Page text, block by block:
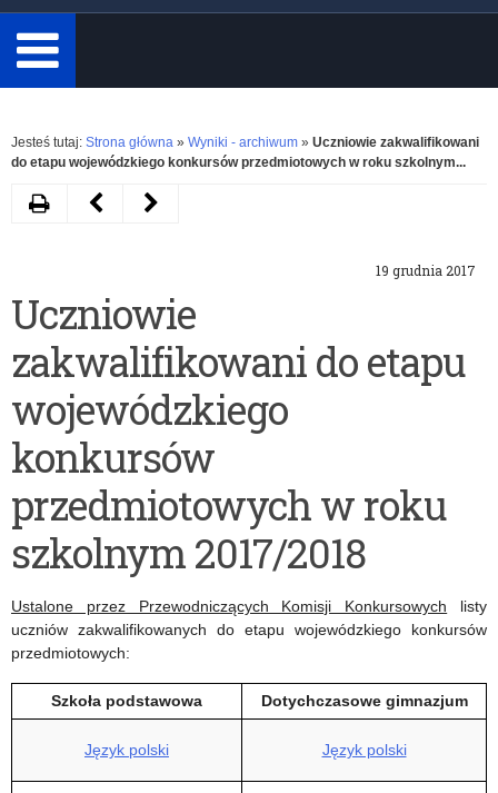
minimum
3
znaki.
Rozwiń
Jesteś tutaj: Strona główna » Wyniki - archiwum » Uczniowie zakwalifikowani
do etapu wojewódzkiego konkursów przedmiotowych w roku szkolnym...
19 grudnia 2017
Uczniowie
zakwalifikowani do etapu
wojewódzkiego
konkursów
przedmiotowych w roku
szkolnym 2017/2018
Ustalone przez Przewodniczących Komisji Konkursowych listy
uczniów zakwalifikowanych do etapu wojewódzkiego konkursów
przedmiotowych:
Szkoła podstawowa Dotychczasowe gimnazjum
Język polski Język polski
DrukujNastępny
i
finaliści
konkursów
przedmiotowych
z
roku
szkolnego
2017/2018
Poprzedni
i
finaliści
konkursów
przedmiotowych
z
roku
szkolnego